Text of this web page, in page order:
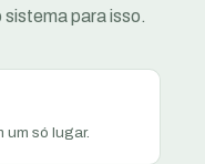
para isso.
um só lugar.